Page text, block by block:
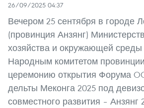
26/09/2025 04:37
Вечером 25 сентября в городе
(провинция Анзянг)
хозяйства и окружающей среды
Народным комитетом
церемонию открытия Форума
дельты Меконга 2025 под
совместного развития – Анзянг